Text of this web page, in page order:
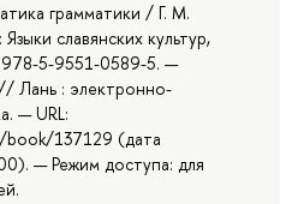
грамматики / Г. М.
славянских культур,
5-9551-0589-5. —
Лань : электронно-
— URL:
137129 (дата
— Режим доступа: для